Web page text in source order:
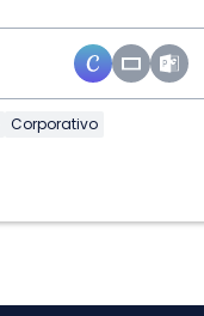
Corporativo